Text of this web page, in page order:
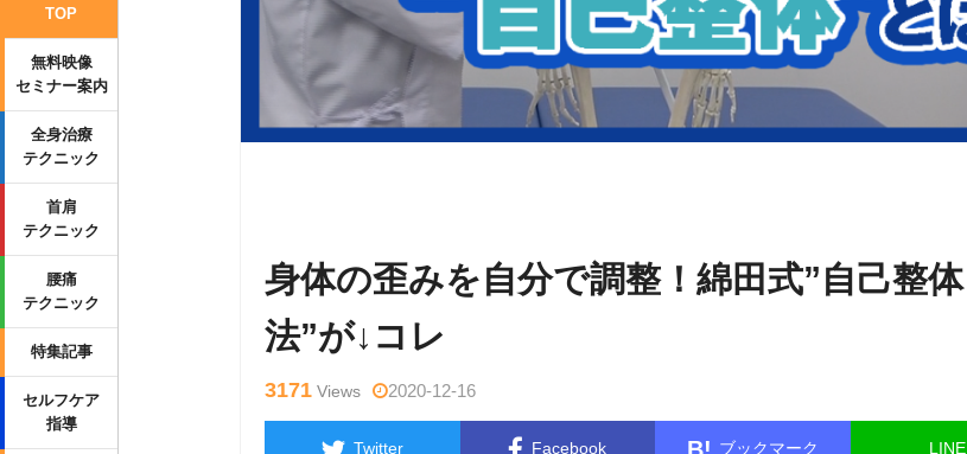
TOP
無料映像
セミナー案内
全身治療
テクニック
首肩
テクニック
腰痛
テクニック
特集記事
セルフケア
指導
身体の歪みを自分で調整！綿田式”自己整体
法”が↓コレ
3171 Views 2020-12-16
Twitter Facebook ブックマーク LINE